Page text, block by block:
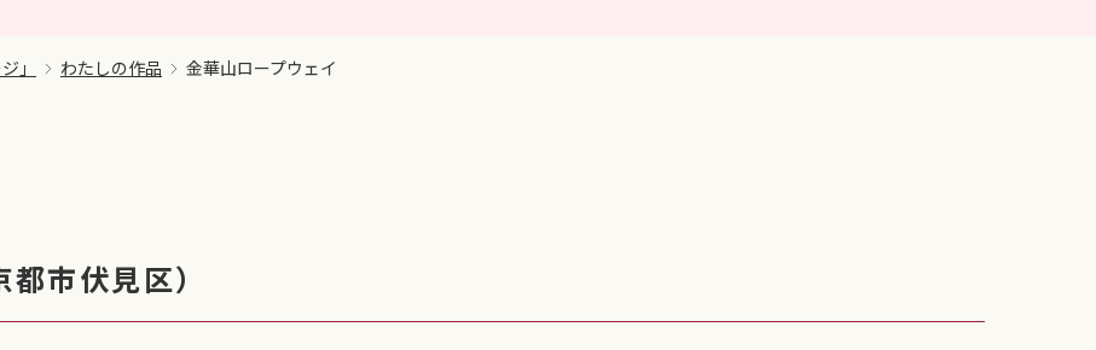
」 わたしの作品 金華山ロープウェイ
市伏見区）